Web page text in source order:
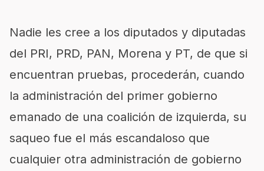
Nadie les cree a los diputados y diputadas
del PRI, PRD, PAN, Morena y PT, de que si
encuentran pruebas, procederán, cuando
la administración del primer gobierno
emanado de una coalición de izquierda, su
saqueo fue el más escandaloso que
cualquier otra administración de gobierno